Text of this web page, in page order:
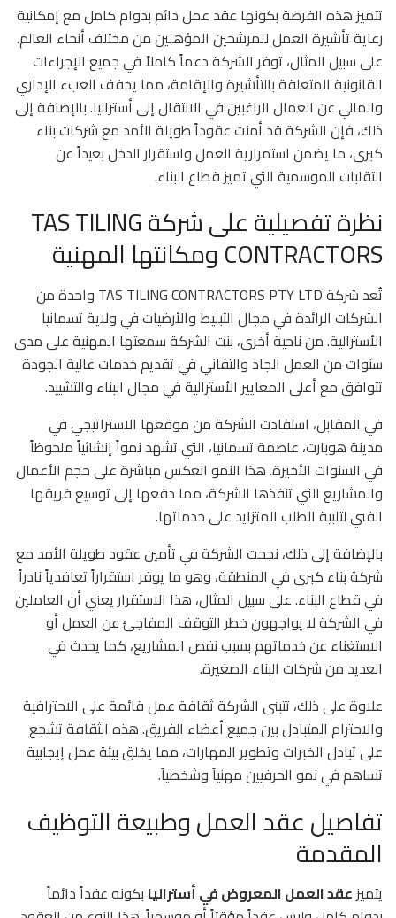
تتميز هذه الفرصة بكونها عقد عمل دائم بدوام كامل مع إمكانية
رعاية تأشيرة العمل للمرشحين المؤهلين من مختلف أنحاء العالم.
على سبيل المثال، توفر الشركة دعماً كاملاً في جميع الإجراءات
القانونية المتعلقة بالتأشيرة والإقامة، مما يخفف العبء الإداري
والمالي عن العمال الراغبين في الانتقال إلى أستراليا. بالإضافة إلى
ذلك، فإن الشركة قد أمنت عقوداً طويلة الأمد مع شركات بناء
كبرى، ما يضمن استمرارية العمل واستقرار الدخل بعيداً عن
التقلبات الموسمية التي تميز قطاع البناء.
نظرة تفصيلية على شركة TAS TILING
CONTRACTORS ومكانتها المهنية
تُعد شركة TAS TILING CONTRACTORS PTY LTD واحدة من
الشركات الرائدة في مجال التبليط والأرضيات في ولاية تسمانيا
الأسترالية. من ناحية أخرى، بنت الشركة سمعتها المهنية على مدى
سنوات من العمل الجاد والتفاني في تقديم خدمات عالية الجودة
تتوافق مع أعلى المعايير الأسترالية في مجال البناء والتشييد.
في المقابل، استفادت الشركة من موقعها الاستراتيجي في
مدينة هوبارت، عاصمة تسمانيا، التي تشهد نمواً إنشائياً ملحوظاً
في السنوات الأخيرة. هذا النمو انعكس مباشرة على حجم الأعمال
والمشاريع التي تنفذها الشركة، مما دفعها إلى توسيع فريقها
الفني لتلبية الطلب المتزايد على خدماتها.
بالإضافة إلى ذلك، نجحت الشركة في تأمين عقود طويلة الأمد مع
شركة بناء كبرى في المنطقة، وهو ما يوفر استقراراً تعاقدياً نادراً
في قطاع البناء. على سبيل المثال، هذا الاستقرار يعني أن العاملين
في الشركة لا يواجهون خطر التوقف المفاجئ عن العمل أو
الاستغناء عن خدماتهم بسبب نقص المشاريع، كما يحدث في
العديد من شركات البناء الصغيرة.
علاوة على ذلك، تتبنى الشركة ثقافة عمل قائمة على الاحترافية
والاحترام المتبادل بين جميع أعضاء الفريق. هذه الثقافة تشجع
على تبادل الخبرات وتطوير المهارات، مما يخلق بيئة عمل إيجابية
تساهم في نمو الحرفيين مهنياً وشخصياً.
تفاصيل عقد العمل وطبيعة التوظيف
المقدمة
يتميزعقد العمل المعروض في أستراليا بكونه عقداً دائماً